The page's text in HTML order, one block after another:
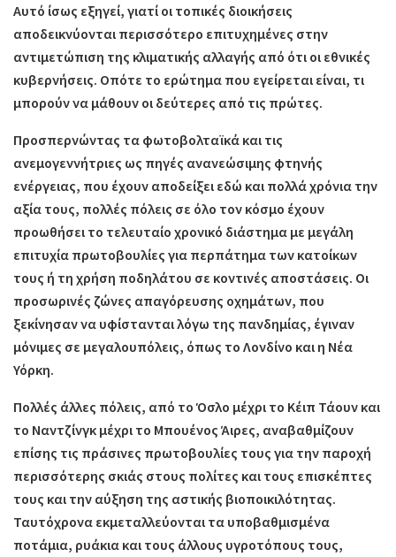
Αυτό ίσως εξηγεί, γιατί οι τοπικές διοικήσεις
αποδεικνύονται περισσότερο επιτυχημένες στην
αντιμετώπιση της κλιματικής αλλαγής από ότι οι εθνικές
κυβερνήσεις. Οπότε το ερώτημα που εγείρεται είναι, τι
μπορούν να μάθουν οι δεύτερες από τις πρώτες.
Προσπερνώντας τα φωτοβολταϊκά και τις
ανεμογεννήτριες ως πηγές ανανεώσιμης φτηνής
ενέργειας, που έχουν αποδείξει εδώ και πολλά χρόνια την
αξία τους, πολλές πόλεις σε όλο τον κόσμο έχουν
προωθήσει το τελευταίο χρονικό διάστημα με μεγάλη
επιτυχία πρωτοβουλίες για περπάτημα των κατοίκων
τους ή τη χρήση ποδηλάτου σε κοντινές αποστάσεις. Οι
προσωρινές ζώνες απαγόρευσης οχημάτων, που
ξεκίνησαν να υφίστανται λόγω της πανδημίας, έγιναν
μόνιμες σε μεγαλουπόλεις, όπως το Λονδίνο και η Νέα
Υόρκη.
Πολλές άλλες πόλεις, από το Όσλο μέχρι το Κέιπ Τάουν και
το Ναντζίνγκ μέχρι το Μπουένος Άιρες, αναβαθμίζουν
επίσης τις πράσινες πρωτοβουλίες τους για την παροχή
περισσότερης σκιάς στους πολίτες και τους επισκέπτες
τους και την αύξηση της αστικής βιοποικιλότητας.
Ταυτόχρονα εκμεταλλεύονται τα υποβαθμισμένα
ποτάμια, ρυάκια και τους άλλους υγροτόπους τους,